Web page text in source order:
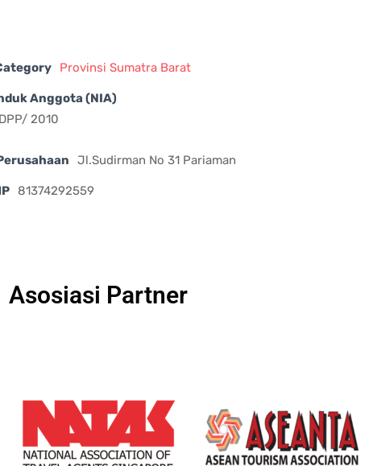
Provinsi Sumatra Barat
Anggota (NIA)
2010
Jl.Sudirman No 31 Pariaman
81374292559
Asosiasi Partner